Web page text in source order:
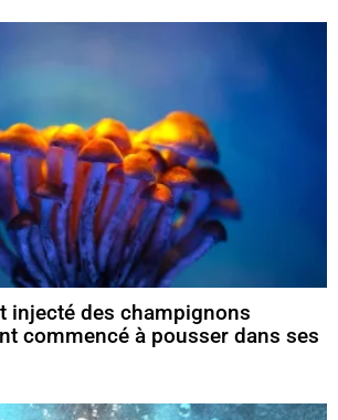
injecté des champignons
commencé à pousser dans ses